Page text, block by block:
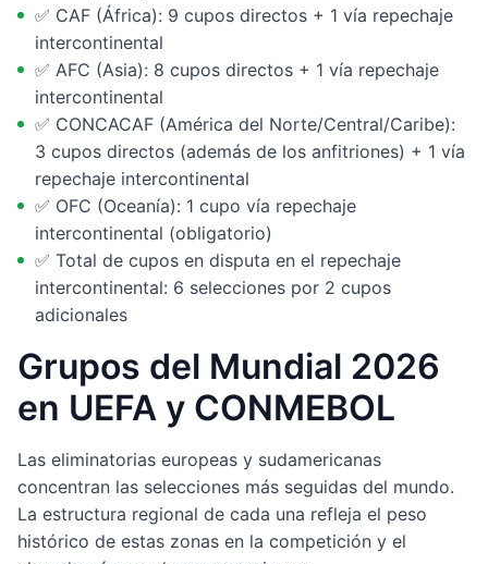
✅ CAF (África): 9 cupos directos + 1 vía repechaje
intercontinental
✅ AFC (Asia): 8 cupos directos + 1 vía repechaje
intercontinental
✅ CONCACAF (América del Norte/Central/Caribe):
3 cupos directos (además de los anfitriones) + 1 vía
repechaje intercontinental
✅ OFC (Oceanía): 1 cupo vía repechaje
intercontinental (obligatorio)
✅ Total de cupos en disputa en el repechaje
intercontinental: 6 selecciones por 2 cupos
adicionales
Grupos del Mundial 2026
en UEFA y CONMEBOL
Las eliminatorias europeas y sudamericanas
concentran las selecciones más seguidas del mundo.
La estructura regional de cada una refleja el peso
histórico de estas zonas en la competición y el